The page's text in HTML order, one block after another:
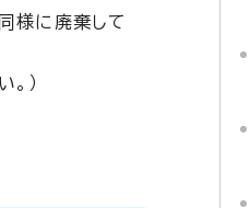
様に廃棄して
）